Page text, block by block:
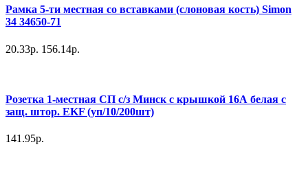
Рамка 5-ти местная со вставками (слоновая кость) Simon
34 34650-71
20.33р. 156.14р.
Розетка 1-местная СП с/з Минск с крышкой 16А белая с
защ. штор. EKF (уп/10/200шт)
141.95р.